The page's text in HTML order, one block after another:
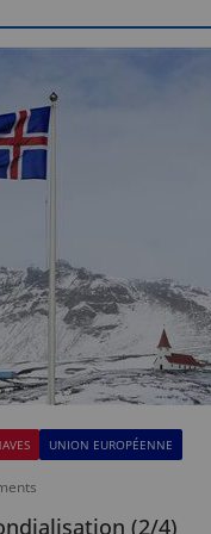
UNION EUROPÉENNE
(2/4)